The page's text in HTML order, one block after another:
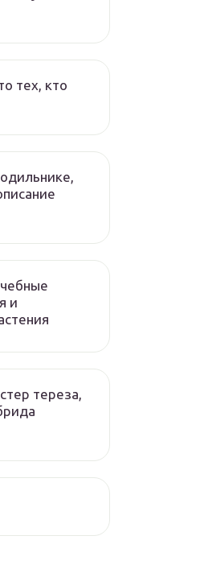
тех, кто
и
тереза,